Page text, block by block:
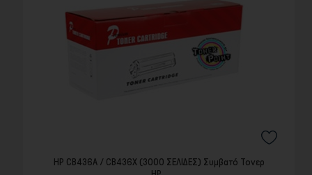
HP CB436A / CB436X (3000 ΣΕΛΙΔΕΣ) Συμβατό Τονερ